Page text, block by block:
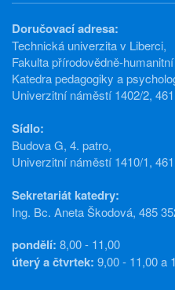
Doručovací adresa:
Technická univerzita v Liberci,
Fakulta přírodovědně-
Katedra pedagogiky a
Univerzitní náměstí 1402/2,
Sídlo:
Budova G, 4. patro,
Univerzitní náměstí 1410/1,
Sekretariát katedry:
Ing. Bc. Aneta Škodová, 485
pondělí: 8,00 - 11,00
úterý a čtvrtek: 9,00 - 11,00 a